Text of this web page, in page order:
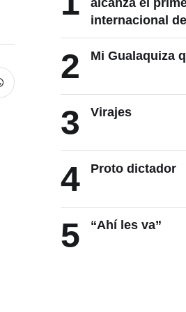
alcanza el
internacional
2 Mi Gualaquiza
3 Virajes
4 Proto dictador
5 “Ahí les va”